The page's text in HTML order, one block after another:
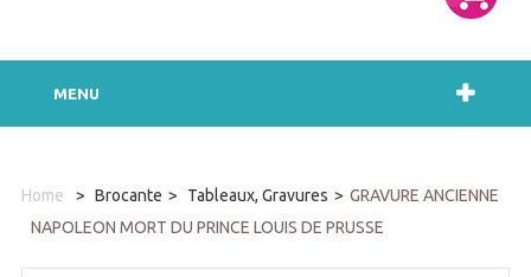
MENU
Home > Brocante > Tableaux, Gravures > GRAVURE ANCIENNE
NAPOLEON MORT DU PRINCE LOUIS DE PRUSSE